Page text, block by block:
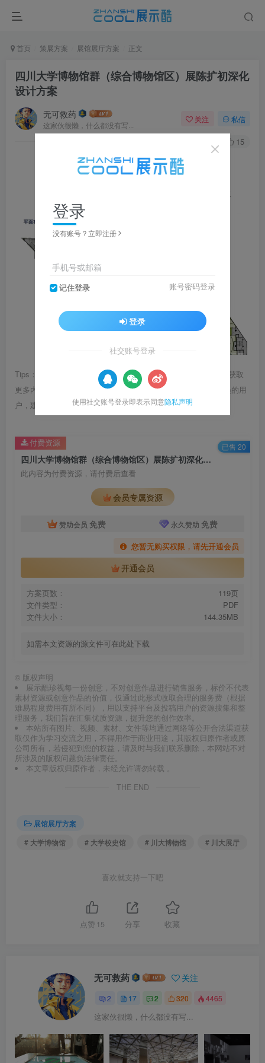
首页 策展方案 展馆展厅方案 正文
四川大学博物馆群（综合博物馆区）展陈扩初深化
设计方案
无可救药
这家伙很懒，什么都没有写...
关注 私信
15
Tips：1.内容图片或视频可能会有压缩，若文章提供下载服务，获取
更多内容（无展示酷水印）可在下方下载； 2.没有百度网盘会员的用
户，建议用123云盘可获得更快的下载速度。
四川大学博物馆群（综合博物馆区）展陈扩初深化设计方案
此内容为付费资源，请付费后查看
会员专属资源
赞助会员 免费 永久赞助 免费
您暂无购买权限，请先开通会员
开通会员
方案页数：
119页
文件类型：
PDF
文件大小：
144.35MB
如需本文资源的源文件可在此处下载
付费资源 已售 20
© 版权声明
展示酷珍视每一份创意，不对创意作品进行销售服务，标价不代表
素材资源或创意作品的价值，仅通过此形式收取合理的服务费（根据
难易程度费用有所不同），用以支持平台及投稿用户的资源搜集和整
理服务，我们旨在汇集优质资源，提升您的创作效率。
本站所有图片、视频、素材、文件等均通过网络等公开合法渠道获
取仅作为学习交流之用，不得用作于商业用途，其版权归原作者或原
公司所有，若侵犯到您的权益，请及时与我们联系删除，本网站不对
所涉及的版权问题负法律责任。
本文章版权归原作者，未经允许请勿转载 。
THE END
展馆展厅方案
# 大学博物馆
# 大学校史馆 # 川大博物馆 # 川大展厅
喜欢就支持一下吧
点赞 15 分享 收藏
无可救药 关注
2 17 2 320 4465
这家伙很懒，什么都没有写...
登录
没有账号？立即注册
手机号或邮箱
记住登录 账号密码登录
登录
社交账号登录
使用社交账号登录即表示同意隐私声明